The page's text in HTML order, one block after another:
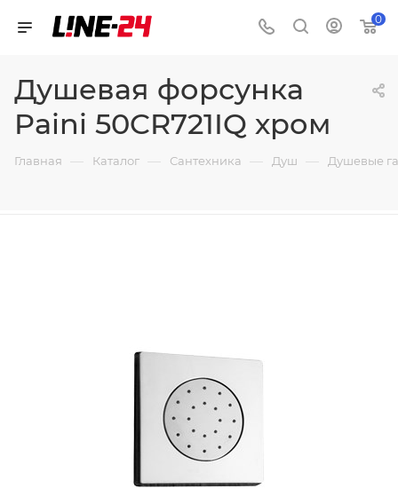
0
Душевая форсунка
Paini 50CR721IQ хром
Главная — Каталог — Сантехника — Душ — Душевые